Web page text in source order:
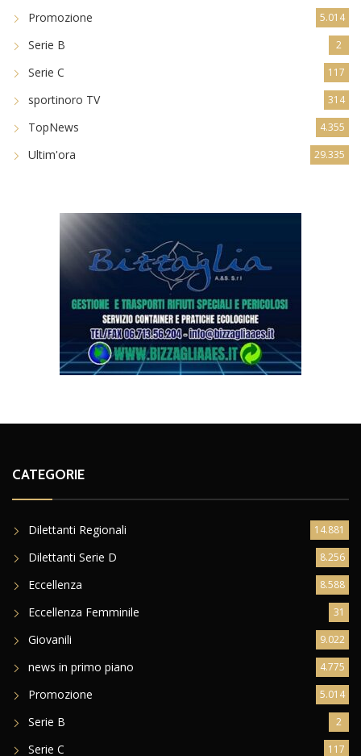
Promozione 5.014
Serie B 2
Serie C 117
sportinoro TV 314
TopNews 4.355
Ultim'ora 29.335
CATEGORIE
Dilettanti Regionali 14.881
Dilettanti Serie D 8.256
Eccellenza 8.588
Eccellenza Femminile 31
Giovanili 9.022
news in primo piano 4.775
Promozione 5.014
Serie B 2
Serie C 117